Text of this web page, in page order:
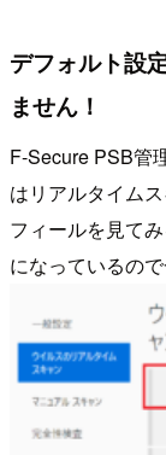
デフォルト設
ません！
F-Secure PSB管
はリアルタイム
フィールを見て
になっているの